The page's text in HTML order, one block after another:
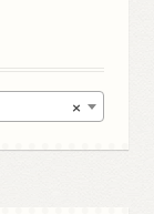
×